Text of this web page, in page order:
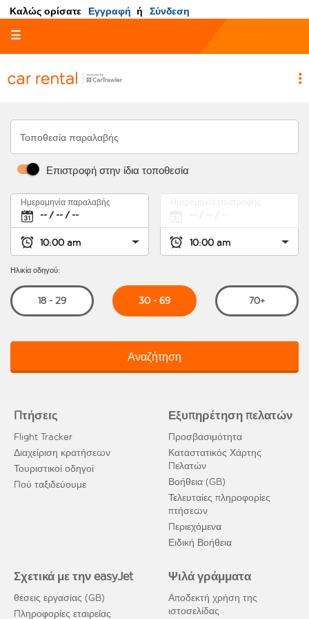
Καλώς ορίσατε Εγγραφή ή Σύνδεση
☰
Τοποθεσία παραλαβής
Επιστροφή στην ίδια τοποθεσία
Ημερομηνία παραλαβής
Ηλικία οδηγού:
18 - 29 30 - 69 70+
Αναζήτηση
Πτήσεις
Flight Tracker
Διαχείριση κρατήσεων
Τουριστικοί οδηγοί
Πού ταξιδεύουμε
Εξυπηρέτηση πελατών
Προσβασιμότητα
Καταστατικός Χάρτης
Πελατών
Βοήθεια (GB)
Τελευταίες πληροφορίες
πτήσεων
Περιεχόμενα
Ειδική Βοήθεια
Σχετικά με την easyJet
θέσεις εργασίας (GB)
Πληροφορίες εταιρείας
Ψιλά γράμματα
Αποδεκτή χρήση της
ιστοσελίδας